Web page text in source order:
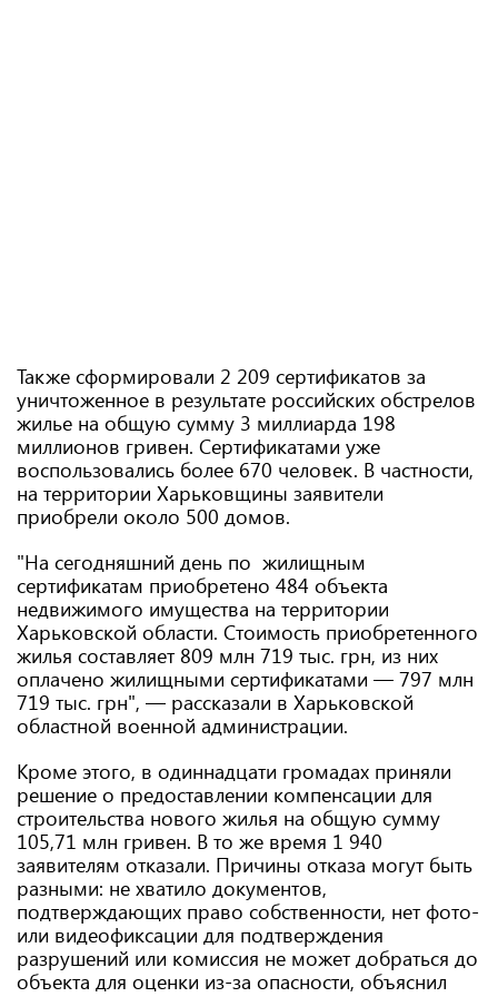
Также сформировали 2 209 сертификатов за
уничтоженное в результате российских обстрелов
жилье на общую сумму 3 миллиарда 198
миллионов гривен. Сертификатами уже
воспользовались более 670 человек. В частности,
на территории Харьковщины заявители
приобрели около 500 домов.
"На сегодняшний день по жилищным
сертификатам приобретено 484 объекта
недвижимого имущества на территории
Харьковской области. Стоимость приобретенного
жилья составляет 809 млн 719 тыс. грн, из них
оплачено жилищными сертификатами — 797 млн
719 тыс. грн", — рассказали в Харьковской
областной военной администрации.
Кроме этого, в одиннадцати громадах приняли
решение о предоставлении компенсации для
строительства нового жилья на общую сумму
105,71 млн гривен. В то же время 1 940
заявителям отказали. Причины отказа могут быть
разными: не хватило документов,
подтверждающих право собственности, нет фото-
или видеофиксации для подтверждения
разрушений или комиссия не может добраться до
объекта для оценки из-за опасности, объяснил